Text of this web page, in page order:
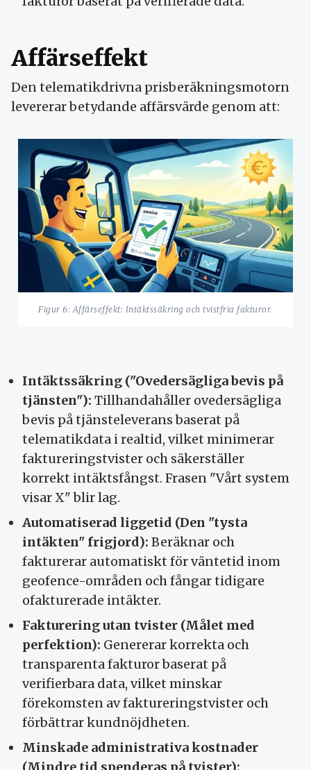
Affärseffekt
Den telematikdrivna prisberäkningsmotorn
levererar betydande affärsvärde genom att:
Figur 6: Affärseffekt: Intäktssäkring och tvistfria fakturor.
Intäktssäkring ("Ovedersägliga bevis på
tjänsten"): Tillhandahåller ovedersägliga
bevis på tjänsteleverans baserat på
telematikdata i realtid, vilket minimerar
faktureringstvister och säkerställer
korrekt intäktsfångst. Frasen "Vårt system
visar X" blir lag.
Automatiserad liggetid (Den "tysta
intäkten" frigjord): Beräknar och
fakturerar automatiskt för väntetid inom
geofence-områden och fångar tidigare
ofakturerade intäkter.
Fakturering utan tvister (Målet med
perfektion): Genererar korrekta och
transparenta fakturor baserat på
verifierbara data, vilket minskar
förekomsten av faktureringstvister och
förbättrar kundnöjdheten.
Minskade administrativa kostnader
(Mindre tid spenderas på tvister):